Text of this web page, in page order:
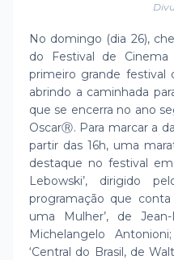
No domingo (dia 26),
do Festival de
primeiro grande festival
abrindo a caminhada
que se encerra no ano
OscarⓇ. Para marcar a
partir das 16h, uma
destaque no festival em
Lebowski’, dirigido
programação que
uma Mulher’, de
Michelangelo
‘Central do Brasil, de